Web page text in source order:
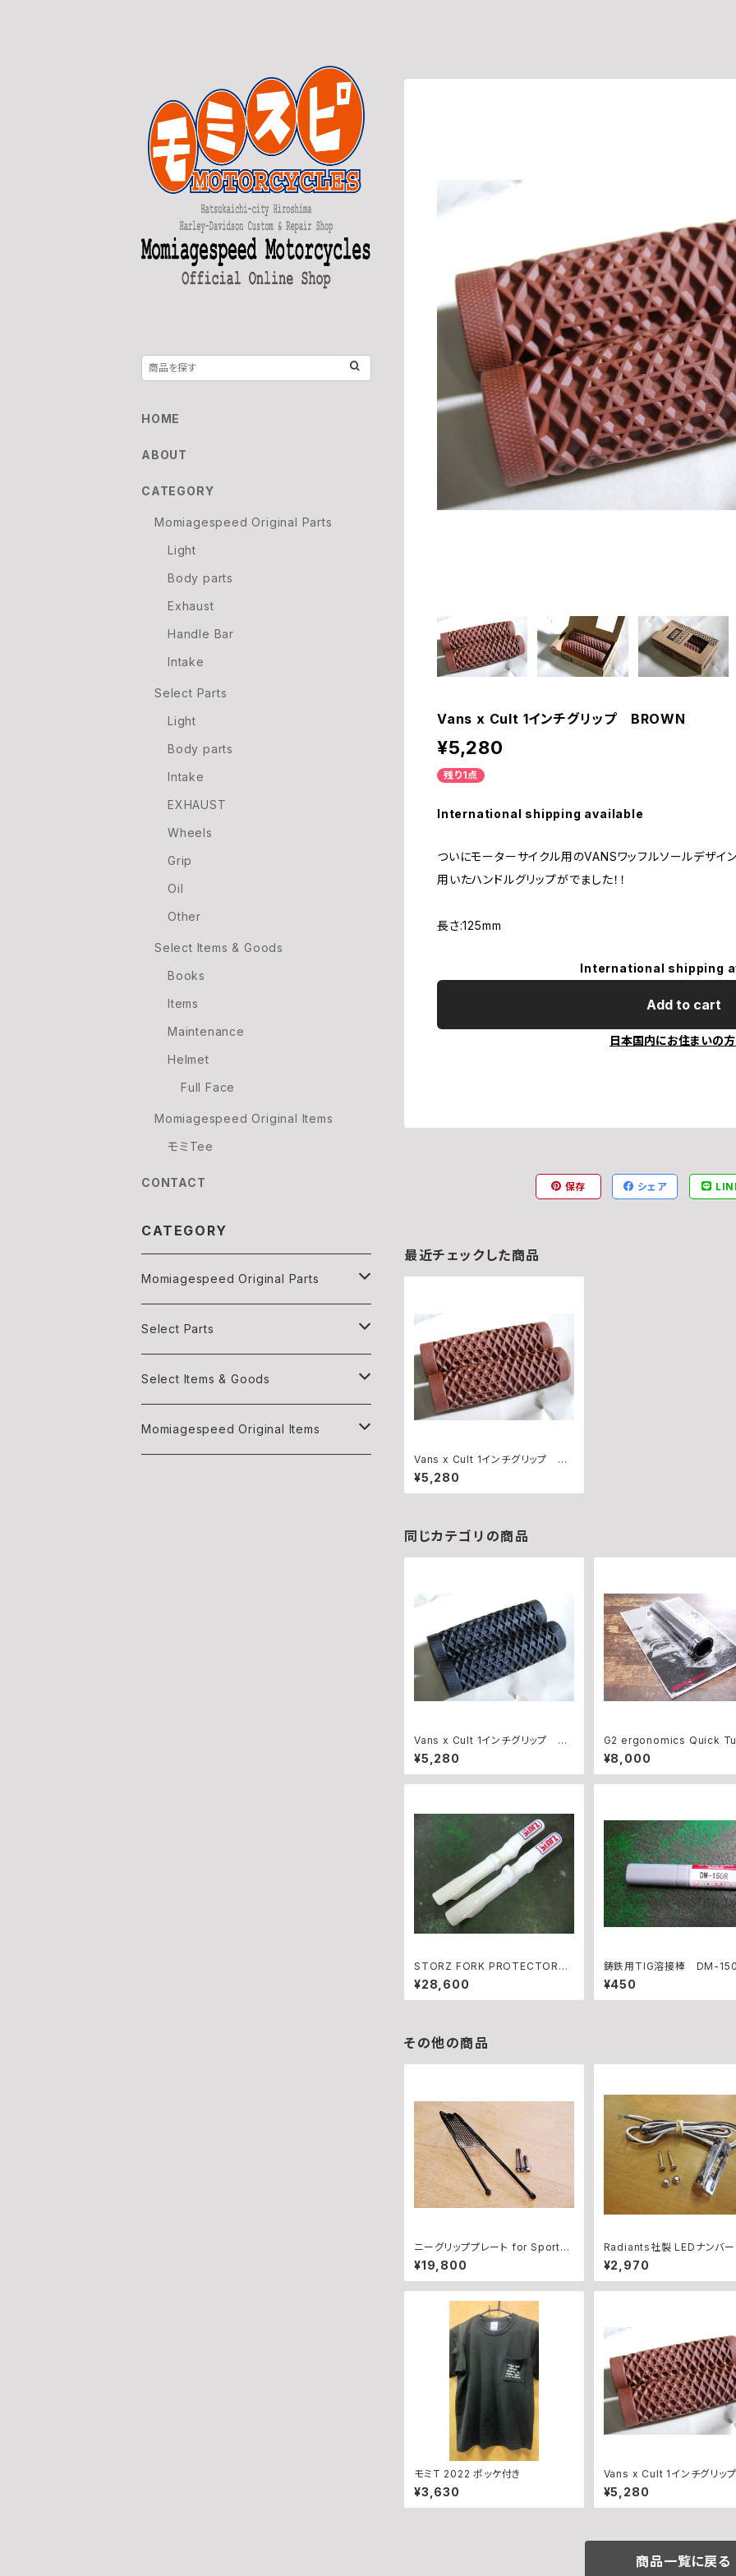
Vans x Cult 1インチグリップ BROWN
¥5,280
残り1点
International shipping available
ついにモーターサイクル用のVANSワッフルソールデザイ
用いたハンドルグリップがでました！！
長さ:125mm
International shipping
Add to cart
日本国内にお住まいの
保存 シェア
最近チェックした商品
Vans x Cult 1インチグリップ BR
OWN
¥5,280
同じカテゴリの商品
Vans x Cult 1インチグリップ BL
ACK
¥5,280
G2 ergonomics Quick
hrottle
¥8,000
STORZ FORK PROTECTORS
WHITE
¥28,600
鋳鉄用TIG溶接棒 DM-
1.6mm径 1ｍ長 バラ売り
¥450
その他の商品
ニーグリッププレート for Sportst
er with Rearsets（~’03年）
¥19,800
Radiants社製 LEDナンバ
メッキ
¥2,970
モミT 2022 ポッケ付き
¥3,630
Vans x Cult 1インチグリッ
OWN
¥5,280
商品一覧に戻る
HOME
ABOUT
CATEGORY
Momiagespeed Original Parts
Light
Body parts
Exhaust
Handle Bar
Intake
Select Parts
Light
Body parts
Intake
EXHAUST
Wheels
Grip
Oil
Other
Select Items & Goods
Books
Items
Maintenance
Helmet
Full Face
Momiagespeed Original Items
モミTee
CONTACT
CATEGORY
Momiagespeed Original Parts
Light
Body parts
Exhaust
Select Parts
Light
Body parts
Select Items & Goods
Books
Momiagespeed Original Items